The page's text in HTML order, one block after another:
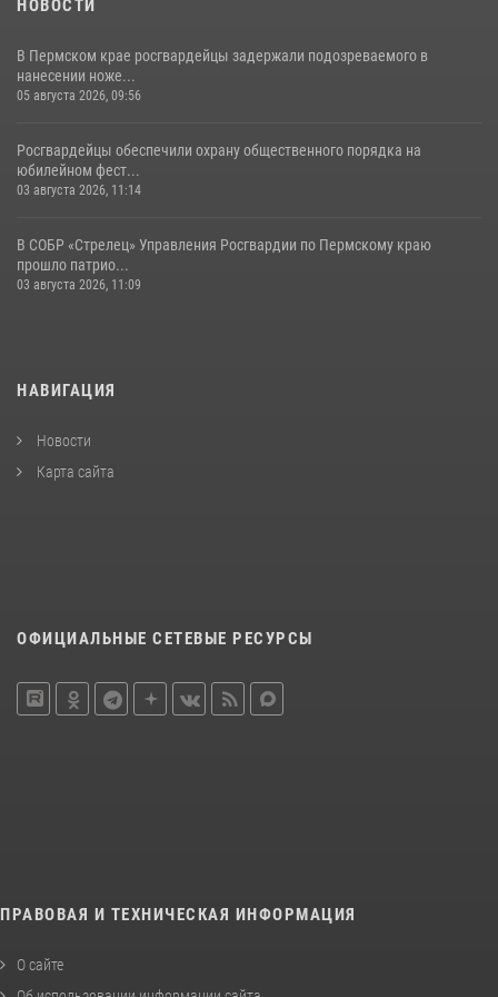
НОВОСТИ
В Пермском крае росгвардейцы задержали подозреваемого в
нанесении ноже...
05 августа 2026, 09:56
Росгвардейцы обеспечили охрану общественного порядка на
юбилейном фест...
03 августа 2026, 11:14
В СОБР «Стрелец» Управления Росгвардии по Пермскому краю
прошло патрио...
03 августа 2026, 11:09
НАВИГАЦИЯ
Новости
Карта сайта
ОФИЦИАЛЬНЫЕ СЕТЕВЫЕ РЕСУРСЫ
ПРАВОВАЯ И ТЕХНИЧЕСКАЯ ИНФОРМАЦИЯ
О сайте